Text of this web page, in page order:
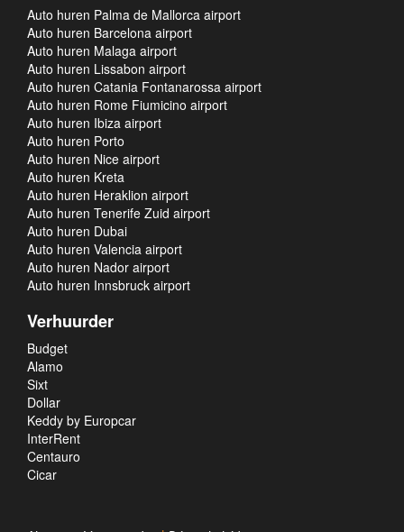
Auto huren Palma de Mallorca airport
Auto huren Barcelona airport
Auto huren Malaga airport
Auto huren Lissabon airport
Auto huren Catania Fontanarossa airport
Auto huren Rome Fiumicino airport
Auto huren Ibiza airport
Auto huren Porto
Auto huren Nice airport
Auto huren Kreta
Auto huren Heraklion airport
Auto huren Tenerife Zuid airport
Auto huren Dubai
Auto huren Valencia airport
Auto huren Nador airport
Auto huren Innsbruck airport
Verhuurder
Budget
Alamo
Sixt
Dollar
Keddy by Europcar
InterRent
Centauro
Cicar